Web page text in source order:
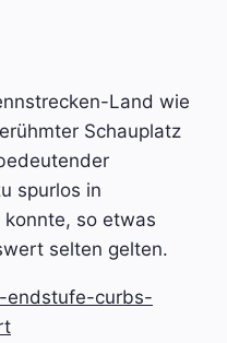
Land wie
Schauplatz
spurlos in
so etwas
selten gelten.